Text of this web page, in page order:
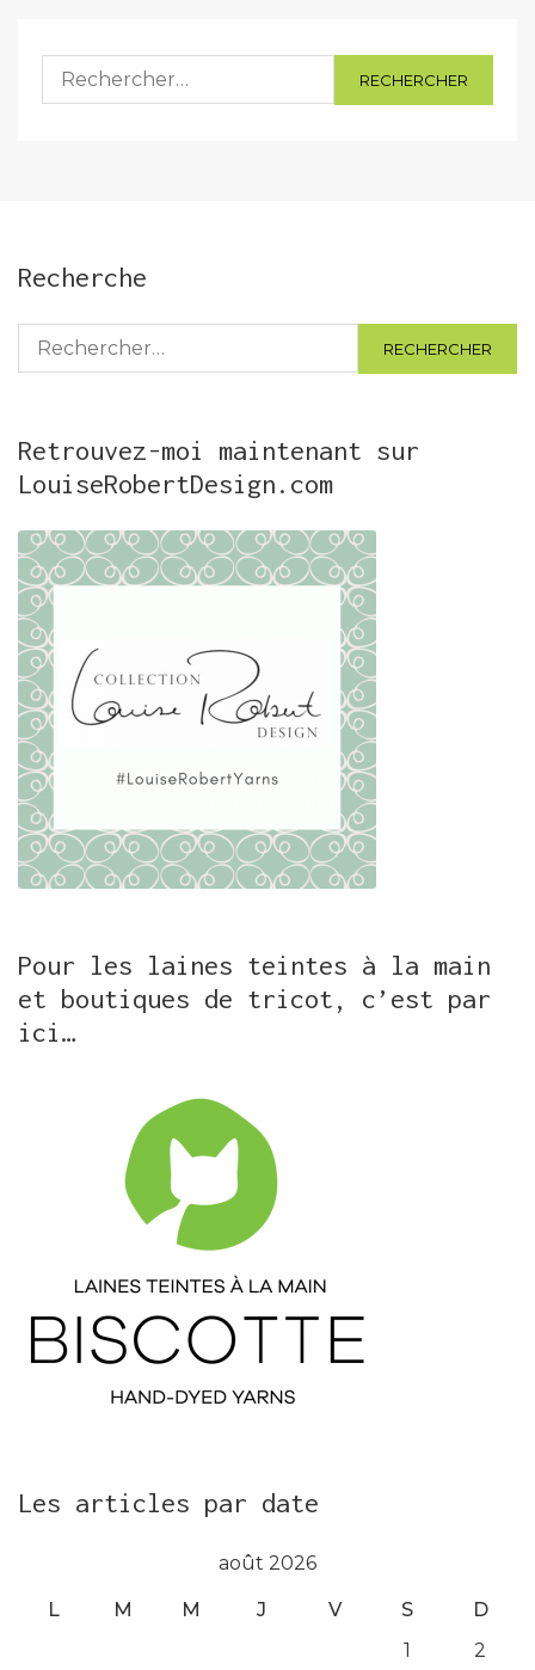
Rechercher :
Recherche
Rechercher :
Retrouvez-moi maintenant sur
LouiseRobertDesign.com
Pour les laines teintes à la main
et boutiques de tricot, c’est par
ici…
Les articles par date
août 2026
L M M J V S
D
1
2